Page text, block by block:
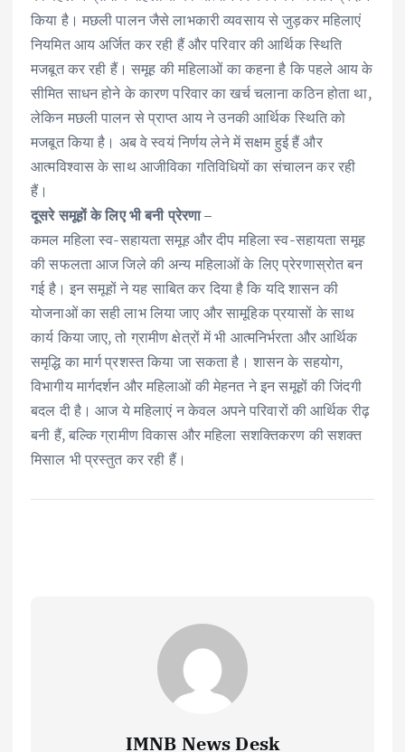
किया है। मछली पालन जैसे लाभकारी व्यवसाय से जुड़कर महिलाएं
नियमित आय अर्जित कर रही हैं और परिवार की आर्थिक स्थिति
मजबूत कर रही हैं। समूह की महिलाओं का कहना है कि पहले आय के
सीमित साधन होने के कारण परिवार का खर्च चलाना कठिन होता था,
लेकिन मछली पालन से प्राप्त आय ने उनकी आर्थिक स्थिति को
मजबूत किया है। अब वे स्वयं निर्णय लेने में सक्षम हुई हैं और
आत्मविश्वास के साथ आजीविका गतिविधियों का संचालन कर रही
हैं।
दूसरे समूहों के लिए भी बनी प्रेरणा –
कमल महिला स्व-सहायता समूह और दीप महिला स्व-सहायता समूह
की सफलता आज जिले की अन्य महिलाओं के लिए प्रेरणास्रोत बन
गई है। इन समूहों ने यह साबित कर दिया है कि यदि शासन की
योजनाओं का सही लाभ लिया जाए और सामूहिक प्रयासों के साथ
कार्य किया जाए, तो ग्रामीण क्षेत्रों में भी आत्मनिर्भरता और आर्थिक
समृद्धि का मार्ग प्रशस्त किया जा सकता है। शासन के सहयोग,
विभागीय मार्गदर्शन और महिलाओं की मेहनत ने इन समूहों की जिंदगी
बदल दी है। आज ये महिलाएं न केवल अपने परिवारों की आर्थिक रीढ़
बनी हैं, बल्कि ग्रामीण विकास और महिला सशक्तिकरण की सशक्त
मिसाल भी प्रस्तुत कर रही हैं।
IMNB News Desk